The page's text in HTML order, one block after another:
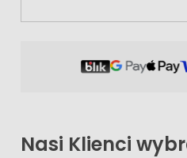
Nasi Klienci